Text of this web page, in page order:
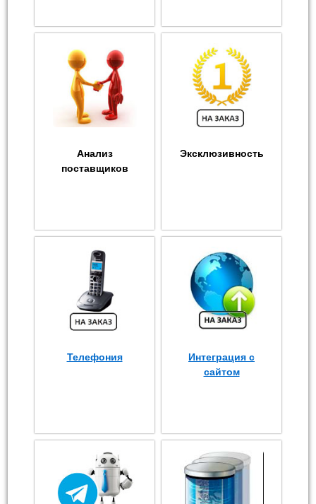
Анализ
поставщиков
Эксклюзивность
Телефония
Интеграция с
сайтом